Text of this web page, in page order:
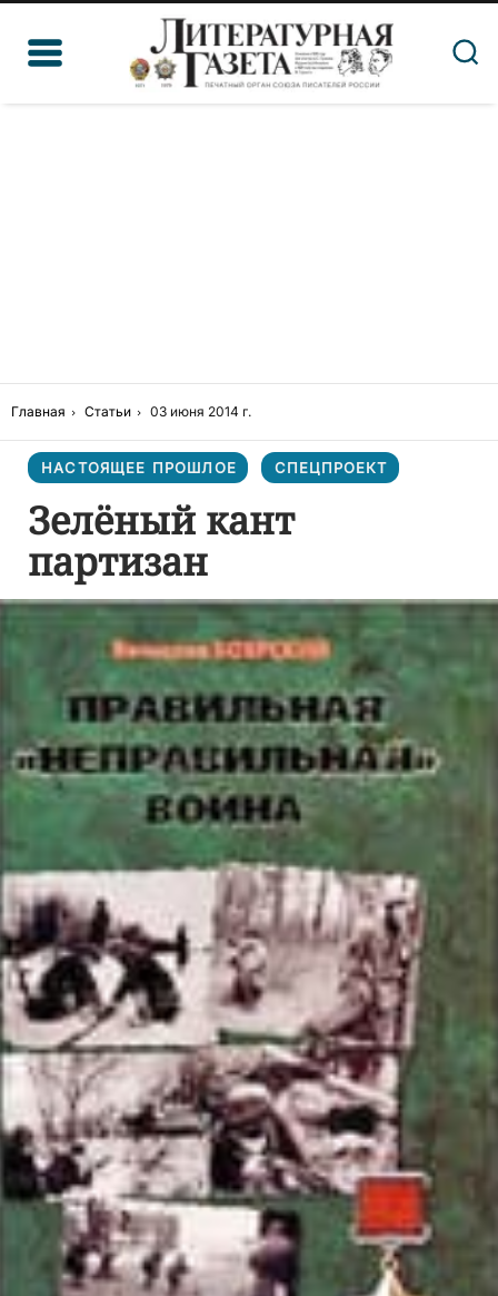
Главная Статьи 03 июня 2014 г.
НАСТОЯЩЕЕ ПРОШЛОЕ СПЕЦПРОЕКТ
Зелёный кант
партизан